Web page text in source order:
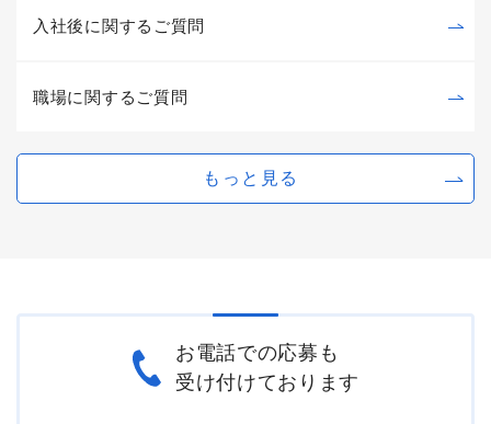
入社後に関するご質問
職場に関するご質問
もっと見る
お電話での応募も
受け付けております